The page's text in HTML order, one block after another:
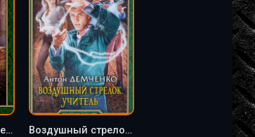
Запечатанный - Демченко Антон Воздушный стрелок. Учитель - Антон Демченко (книга 2)